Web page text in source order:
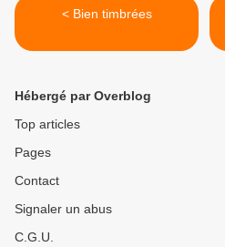
< Bien timbrées
Hébergé par Overblog
Top articles
Pages
Contact
Signaler un abus
C.G.U.